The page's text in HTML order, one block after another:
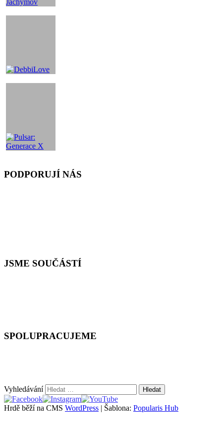
PODPORUJÍ NÁS
JSME SOUČÁSTÍ
SPOLUPRACUJEME
Vyhledávání
Hrdě běží na CMS WordPress Šablona: Popularis Hub